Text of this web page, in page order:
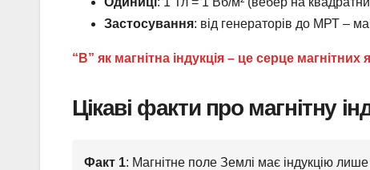
Застосування: від генераторів до МРТ –
“В” як магнітна індукція – це серце магнітних
Цікаві факти про магнітну
Факт 1: Магнітне поле Землі має індукцію